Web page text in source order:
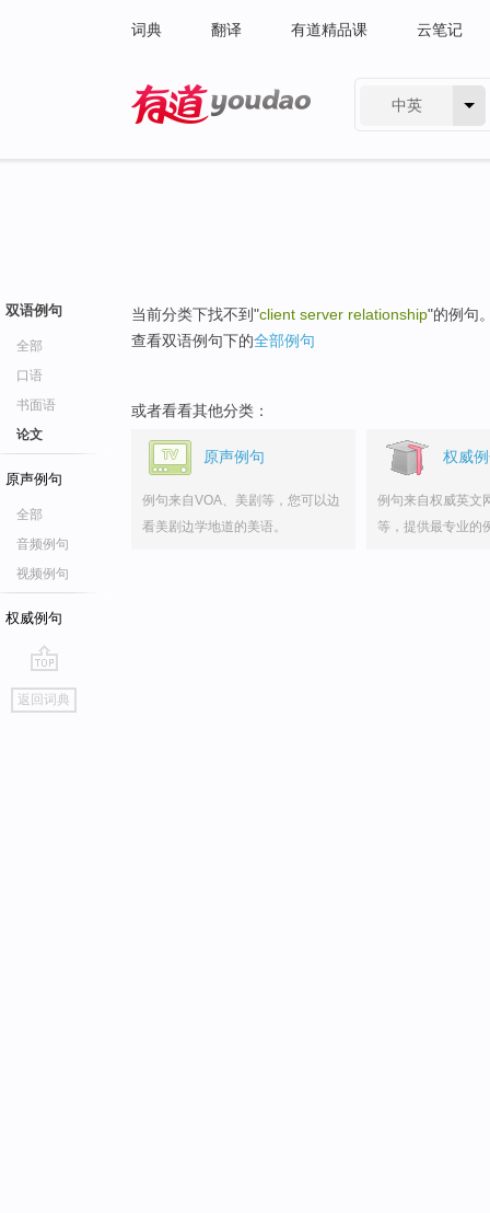
词典 翻译 有道精品课 云笔记
中英
双语例句
全部
口语
书面语
论文
原声例句
全部
音频例句
视频例句
权威例句
go
top
返回词典
当前分类下找不到"client server relationship"的例句
查看双语例句下的全部例句
或者看看其他分类：
原声例句
例句来自VOA、美剧等，您可以边
看美剧边学地道的美语。
权威
例句来自权威英文
等，提供最专业的